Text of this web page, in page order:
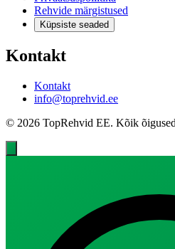
Rehvide märgistused
Küpsiste seaded
Kontakt
Kontakt
info@toprehvid.ee
© 2026 TopRehvid EE. Kõik